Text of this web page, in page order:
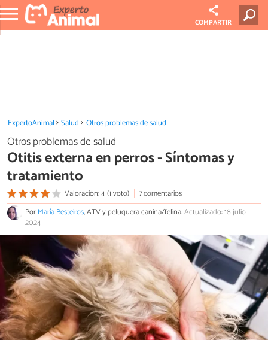
COMPARTIR
ExpertoAnimal Salud Otros problemas de salud
Otros problemas de salud
Otitis externa en perros - Síntomas y
tratamiento
Valoración: 4 (1 voto)
7 comentarios
PorMaría Besteiros, ATV y peluquera canina/felina.Actualizado: 18 julio
2024